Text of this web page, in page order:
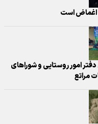
اغماض است
امور روستایی و شوراهای
مراتع